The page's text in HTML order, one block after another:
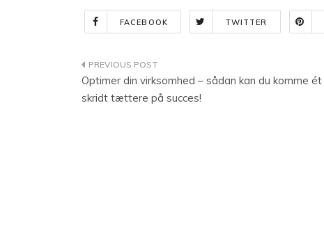
FACEBOOK TWITTER
Indlægsnavigation
Optimer din virksomhed – sådan kan du komme ét
skridt tættere på succes!